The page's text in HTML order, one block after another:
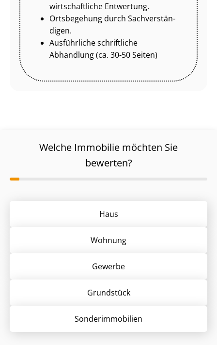
wirtschaftliche Entwertung.
Ortsbegehung durch Sach­ver­stän­
di­gen.
Ausführliche schriftliche
Abhandlung (ca. 30-50 Seiten)
Welche Immobilie möchten Sie
bewerten?
Haus
Wohnung
Gewerbe
Grund­stück
Sonder­immobilien